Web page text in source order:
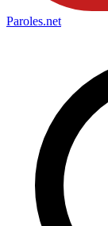
Paroles.net